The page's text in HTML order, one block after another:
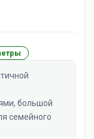
большой
семейного